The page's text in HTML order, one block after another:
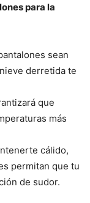
para la
sean
derretida te
que
más
cálido,
permitan que tu
de sudor.